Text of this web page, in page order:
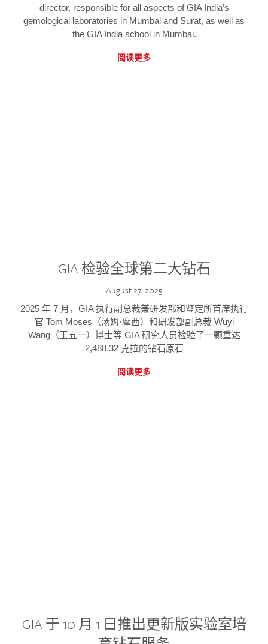
director, responsible for all aspects of GIA India’s
gemological laboratories in Mumbai and Surat, as well as
the GIA India school in Mumbai.
阅读更多
GIA 检验全球第二大钻石
August 27, 2025
2025 年 7 月，GIA 执行副总裁兼研发部和鉴定所首席执行
官 Tom Moses（汤姆·摩西）和研发部副总裁 Wuyi
Wang（王五一）博士等 GIA 研究人员检验了一颗重达
2,488.32 克拉的钻石原石
阅读更多
GIA 于 10 月 1 日推出更新版实验室培